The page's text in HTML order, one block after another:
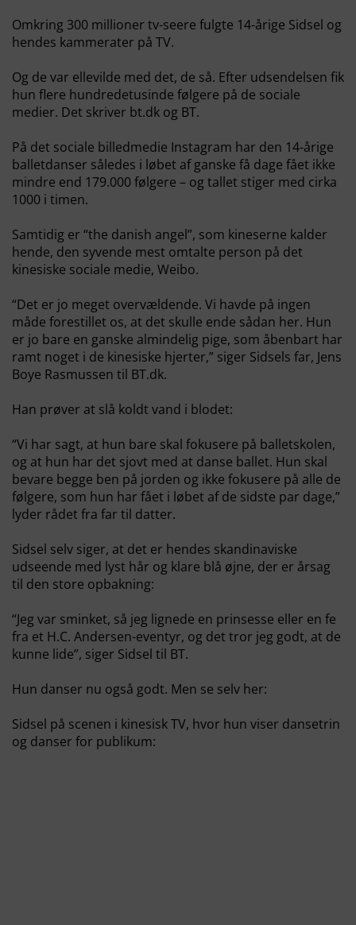
Omkring 300 millioner tv-seere fulgte 14-årige Sidsel og
hendes kammerater på TV.
Og de var ellevilde med det, de så. Efter udsendelsen fik
hun flere hundredetusinde følgere på de sociale
medier. Det skriver bt.dk og BT.
På det sociale billedmedie Instagram har den 14-årige
balletdanser således i løbet af ganske få dage fået ikke
mindre end 179.000 følgere – og tallet stiger med cirka
1000 i timen.
Samtidig er “the danish angel”, som kineserne kalder
hende, den syvende mest omtalte person på det
kinesiske sociale medie, Weibo.
“Det er jo meget overvældende. Vi havde på ingen
måde forestillet os, at det skulle ende sådan her. Hun
er jo bare en ganske almindelig pige, som åbenbart har
ramt noget i de kinesiske hjerter,” siger Sidsels far, Jens
Boye Rasmussen til BT.dk.
Han prøver at slå koldt vand i blodet:
“Vi har sagt, at hun bare skal fokusere på balletskolen,
og at hun har det sjovt med at danse ballet. Hun skal
bevare begge ben på jorden og ikke fokusere på alle de
følgere, som hun har fået i løbet af de sidste par dage,”
lyder rådet fra far til datter.
Sidsel selv siger, at det er hendes skandinaviske
udseende med lyst hår og klare blå øjne, der er årsag
til den store opbakning:
“Jeg var sminket, så jeg lignede en prinsesse eller en fe
fra et H.C. Andersen-eventyr, og det tror jeg godt, at de
kunne lide”, siger Sidsel til BT.
Hun danser nu også godt. Men se selv her:
Sidsel på scenen i kinesisk TV, hvor hun viser dansetrin
og danser for publikum: